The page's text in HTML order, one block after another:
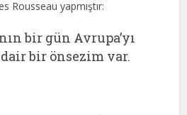
Rousseau yapmıştır:
bir gün Avrupa’yı
dair bir önsezim var.